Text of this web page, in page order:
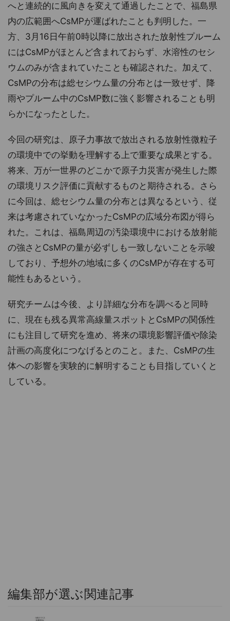
へと連続的に風向きを変えて通過したことで、福島県
内の広範囲へCsMPが運ばれたことも判明した。一
方、3月16日午前0時以降に放出された放射性プルーム
にはCsMPがほとんど含まれておらず、水溶性のセシ
ウムのみが含まれていたことも確認された。加えて、
CsMPの分布は総セシウム量の分布とは一致せず、降
雨やプルーム中のCsMP数に強く影響されることも明
らかになったとした。
今回の研究は、原子力事故で放出される放射性微粒子
の環境中での挙動を理解する上で重要な成果とする。
将来、万が一世界のどこかで原子力災害が発生した際
の環境リスク評価に貢献するものと期待される。さら
に今回は、総セシウム量の分布とは異なるという、従
来は考慮されていなかったCsMPの広域分布図が得ら
れた。これは、福島周辺の汚染環境中における放射能
の強さとCsMPの量が必ずしも一致しないことを示唆
しており、予想外の地域に多くのCsMPが存在する可
能性もあるという。
研究チームは今後、より詳細な分布を調べると同時
に、現在も残る異常高線量スポットとCsMPの関係性
にも注目して研究を進め、将来の環境影響評価や除染
計画の高度化につなげるとのこと。また、CsMPの生
体への影響を実験的に解明することも目指していくと
している。
編集部が選ぶ関連記事